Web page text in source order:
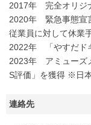
2017年 完全オリジ
2020年 緊急事態宣
従業員に対して休業
2022年 「やすだド
2023年 アミューズ
S評価」を獲得 ※日
連絡先